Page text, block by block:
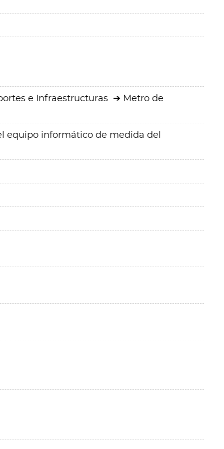
e Infraestructuras Metro de
equipo informático de medida del